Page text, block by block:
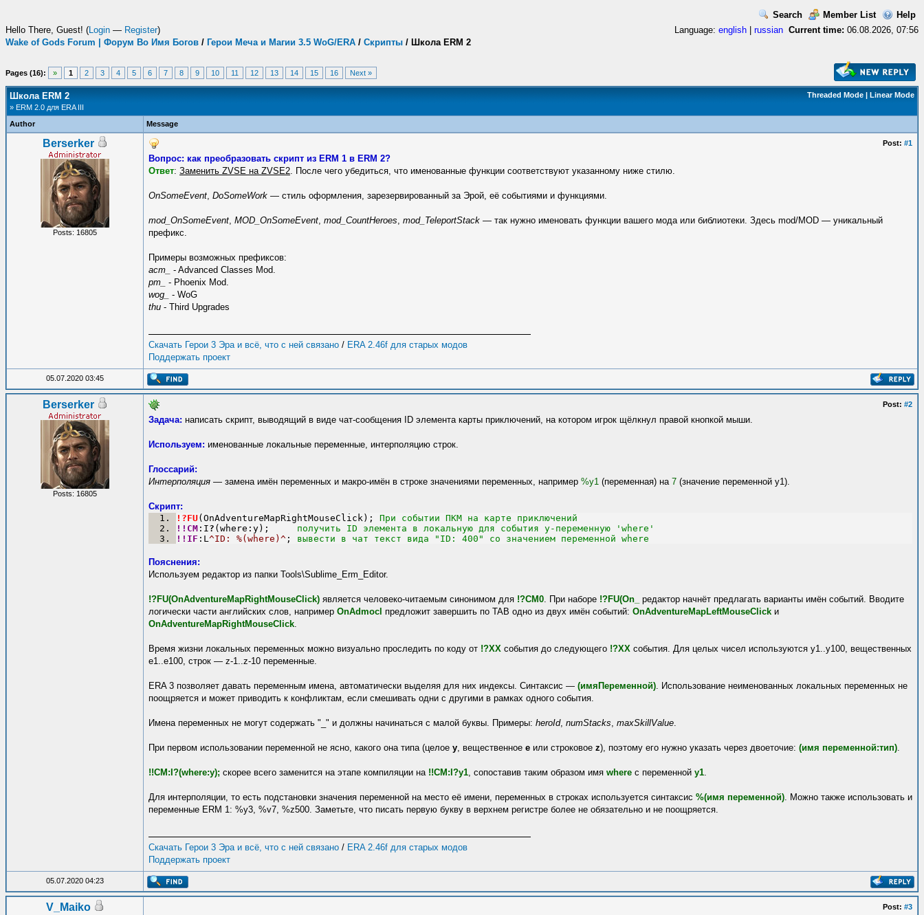
Search Member List
Help
Current time: 06.08.2026, 07:56
Hello There, Guest! (Login — Register) Language: english
russian
Wake of Gods Forum | Форум Во Имя Богов / Герои Меча и Магии 3.5 WoG/ERA / Скрипты / Школа ERM 2
Pages (16): » 1 2 3 4 5 6 7 8 9 10 11 12 13 14 15 16 Next »
Threaded Mode | Linear Mode
Школа ERM 2
» ERM 2.0 для ERA III
Author
Message
Berserker
Posts: 16805
Post: #1
Вопрос: как преобразовать скрипт из ERM 1 в ERM 2?
Ответ: Заменить ZVSE на ZVSE2. После чего убедиться, что именованные функции соответствуют указанному ниже стилю.
OnSomeEvent, DoSomeWork — стиль оформления, зарезервированный за Эрой, её событиями и функциями.
mod_OnSomeEvent, MOD_OnSomeEvent, mod_CountHeroes, mod_TeleportStack — так нужно именовать функции вашего мода или библиотеки. Здесь mod/MOD — уникальный
префикс.
Примеры возможных префиксов:
acm_ - Advanced Classes Mod.
pm_ - Phoenix Mod.
wog_ - WoG
thu - Third Upgrades
Скачать Герои 3 Эра и всё, что с ней связано / ERA 2.46f для старых модов
Поддержать проект
05.07.2020 03:45
Berserker
Posts: 16805
Post: #2
Задача: написать скрипт, выводящий в виде чат-сообщения ID элемента карты приключений, на котором игрок щёлкнул правой кнопкой мыши.
Используем: именованные локальные переменные, интерполяцию строк.
Глоссарий:
Интерполяция — замена имён переменных и макро-имён в строке значениями переменных, например %y1 (переменная) на 7 (значение переменной y1).
Скрипт:
!?FU(OnAdventureMapRightMouseClick);
При событии ПКМ на карте приключений
!!CM :I? (where:y);
     получить ID элемента в локальную для события y-переменную 'where'
!!IF :L^ID: %(where)^ ; вывести в чат текст вида "ID: 400" со значением переменной where
Пояснения:
Используем редактор из папки Tools\Sublime_Erm_Editor.
!?FU(OnAdventureMapRightMouseClick) является человеко-читаемым синонимом для !?CM0. При наборе !?FU(On_
редактор начнёт предлагать варианты имён событий. Вводите
логически части английских слов, например OnAdmocl предложит завершить по TAB одно из двух имён событий: OnAdventureMapLeftMouseClick и
OnAdventureMapRightMouseClick.
Время жизни локальных переменных можно визуально проследить по коду от !?XX события до следующего !?XX события. Для целых чисел используются y1..y100, вещественных
e1..e100, строк — z-1..z-10 переменные.
ERA 3 позволяет давать переменным имена, автоматически выделяя для них индексы. Синтаксис — (имяПеременной). Использование неименованных локальных переменных не
поощряется и может приводить к конфликтам, если смешивать одни с другими в рамках одного события.
Имена переменных не могут содержать "_" и должны начинаться с малой буквы. Примеры: heroId, numStacks, maxSkillValue.
При первом использовании переменной не ясно, какого она типа (целое y, вещественное e или строковое z), поэтому его нужно указать через двоеточие: (имя переменной:тип).
!!CM:I?(where:y); скорее всего заменится на этапе компиляции на !!CM:I?y1, сопоставив таким образом имя where с переменной y1.
Для интерполяции, то есть подстановки значения переменной на место её имени, переменных в строках используется синтаксис %(имя переменной). Можно также использовать и
переменные ERM 1: %y3, %v7, %z500. Заметьте, что писать первую букву в верхнем регистре более не обязательно и не поощряется.
Скачать Герои 3 Эра и всё, что с ней связано / ERA 2.46f для старых модов
Поддержать проект
05.07.2020 04:23
V_Maiko Post: #3